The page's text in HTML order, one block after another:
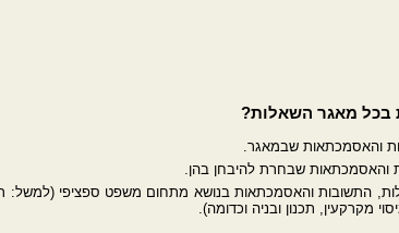
בכל מאגר השאלות?
והאסמכתאות שבמאגר.
והאסמכתאות שבחרת להיבחן בהן.
התשובות והאסמכתאות בנושא מתחום משפט ספציפי (למשל: רק
מקרקעין, תכנון ובניה וכדומה).